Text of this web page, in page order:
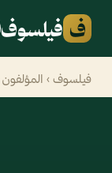
ف فيلسوف
فيلسوف › المؤلفون